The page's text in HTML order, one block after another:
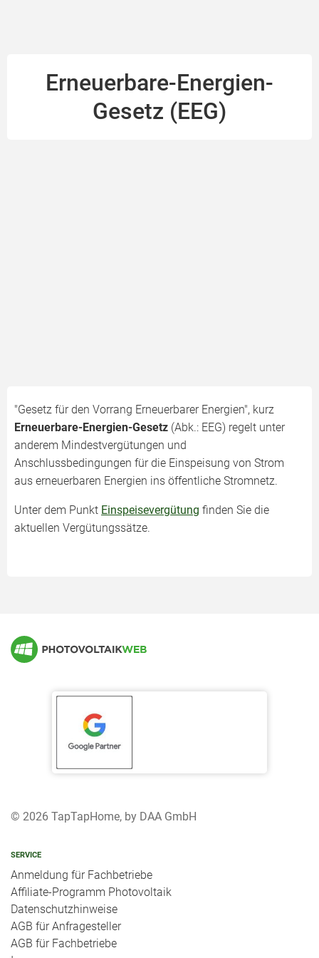
Erneuerbare-Energien-
Gesetz (EEG)
"Gesetz für den Vorrang Erneuerbarer Energien", kurz
Erneuerbare-Energien-Gesetz (Abk.: EEG) regelt unter
anderem Mindestvergütungen und
Anschlussbedingungen für die Einspeisung von Strom
aus erneuerbaren Energien ins öffentliche Stromnetz.
Unter dem Punkt Einspeisevergütung finden Sie die
aktuellen Vergütungssätze.
© 2026 TapTapHome, by DAA GmbH
SERVICE
Anmeldung für Fachbetriebe
Affiliate-Programm Photovoltaik
Datenschutzhinweise
AGB für Anfragesteller
AGB für Fachbetriebe